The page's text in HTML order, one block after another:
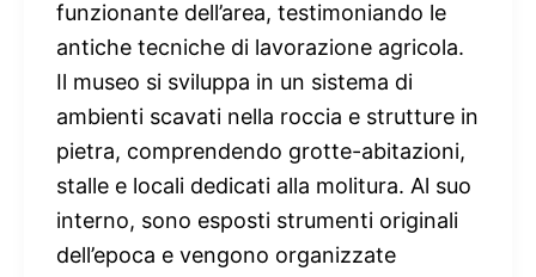
funzionante dell’area, testimoniando le
antiche tecniche di lavorazione agricola.
Il museo si sviluppa in un sistema di
ambienti scavati nella roccia e strutture in
pietra, comprendendo grotte-abitazioni,
stalle e locali dedicati alla molitura. Al suo
interno, sono esposti strumenti originali
dell’epoca e vengono organizzate